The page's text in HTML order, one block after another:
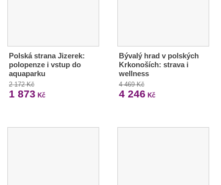
Polská strana Jizerek:
polopenze i vstup do
aquaparku
2 172 Kč
1 873 Kč
Bývalý hrad v polských
Krkonoších: strava i
wellness
4 469 Kč
4 246 Kč